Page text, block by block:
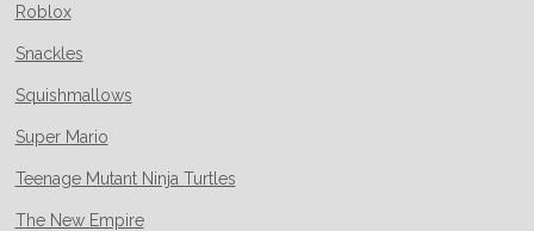
Roblox
Snackles
Squishmallows
Super Mario
Teenage Mutant Ninja Turtles
The New Empire